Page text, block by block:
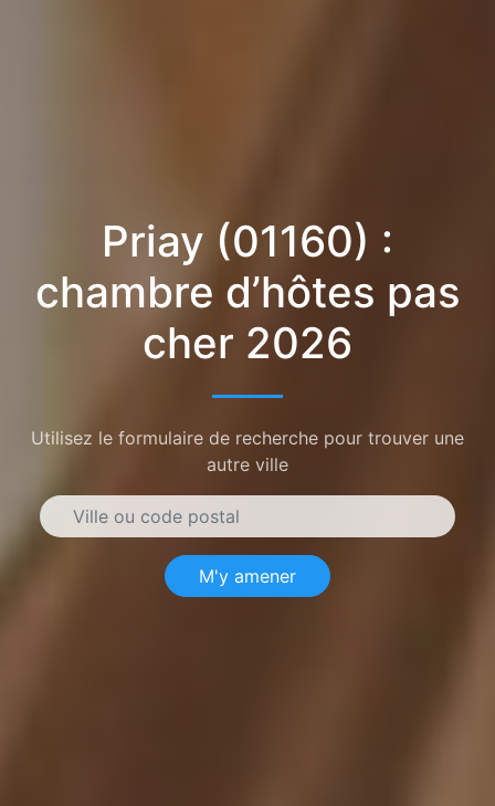
Priay (01160) :
chambre d’hôtes pas
cher 2026
Utilisez le formulaire de recherche pour trouver une
autre ville
M'y amener